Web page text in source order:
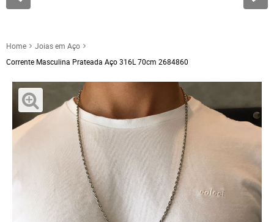
Home
Joias em Aço
Corrente Masculina Prateada Aço 316L 70cm 2684860